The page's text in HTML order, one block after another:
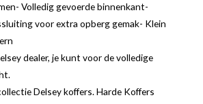
Volledig gevoerde binnenkant-
voor extra opberg gemak- Klein
dealer, je kunt voor de volledige
Delsey koffers. Harde Koffers